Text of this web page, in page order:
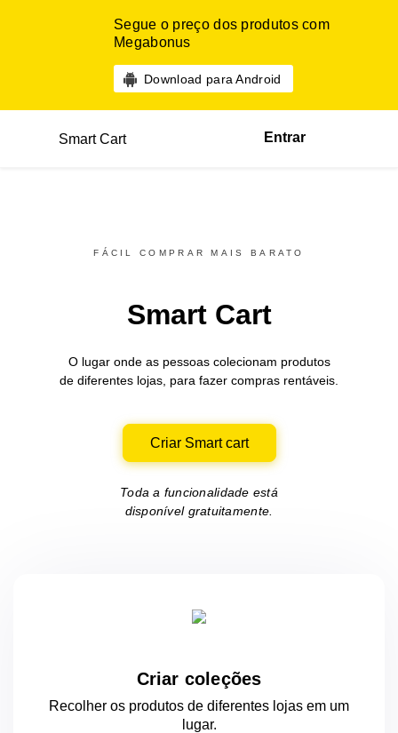
Segue o preço dos produtos com
Megabonus
Download para Android
Smart Cart Entrar
FÁCIL COMPRAR MAIS BARATO
Smart Cart
O lugar onde as pessoas colecionam produtos
de diferentes lojas, para fazer compras rentáveis.
Criar Smart cart
Toda a funcionalidade está
disponível gratuitamente.
Criar coleções
Recolher os produtos de diferentes lojas em um
lugar.